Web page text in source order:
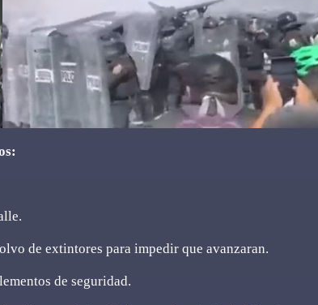
de extintores para impedir que avanzaran.
de seguridad.